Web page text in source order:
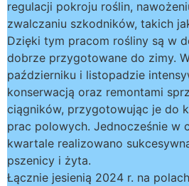
regulacji pokroju roślin,
zwalczaniu szkodników, takich
Dzięki tym pracom rośliny są w
dobrze przygotowane do zimy.
październiku i listopadzie
konserwacją oraz remontami
ciągników, przygotowując je do
prac polowych. Jednocześnie w
kwartale realizowano
pszenicy i żyta.
Łącznie jesienią 2024 r. na